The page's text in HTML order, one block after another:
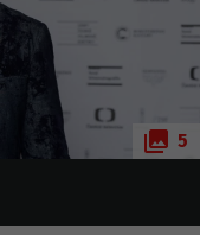
5